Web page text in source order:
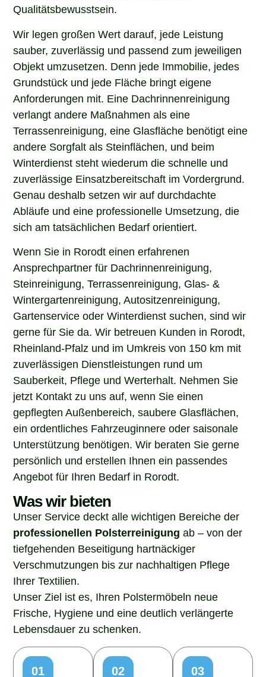
Qualitätsbewusstsein.
Wir legen großen Wert darauf, jede Leistung
sauber, zuverlässig und passend zum jeweiligen
Objekt umzusetzen. Denn jede Immobilie, jedes
Grundstück und jede Fläche bringt eigene
Anforderungen mit. Eine Dachrinnenreinigung
verlangt andere Maßnahmen als eine
Terrassenreinigung, eine Glasfläche benötigt eine
andere Sorgfalt als Steinflächen, und beim
Winterdienst steht wiederum die schnelle und
zuverlässige Einsatzbereitschaft im Vordergrund.
Genau deshalb setzen wir auf durchdachte
Abläufe und eine professionelle Umsetzung, die
sich am tatsächlichen Bedarf orientiert.
Wenn Sie in Rorodt einen erfahrenen
Ansprechpartner für Dachrinnenreinigung,
Steinreinigung, Terrassenreinigung, Glas- &
Wintergartenreinigung, Autositzenreinigung,
Gartenservice oder Winterdienst suchen, sind wir
gerne für Sie da. Wir betreuen Kunden in Rorodt,
Rheinland-Pfalz und im Umkreis von 150 km mit
zuverlässigen Dienstleistungen rund um
Sauberkeit, Pflege und Werterhalt. Nehmen Sie
jetzt Kontakt zu uns auf, wenn Sie einen
gepflegten Außenbereich, saubere Glasflächen,
ein ordentliches Fahrzeuginnere oder saisonale
Unterstützung benötigen. Wir beraten Sie gerne
persönlich und erstellen Ihnen ein passendes
Angebot für Ihren Bedarf in Rorodt.
Was wir bieten
Unser Service deckt alle wichtigen Bereiche der
professionellen Polsterreinigung ab – von der
tiefgehenden Beseitigung hartnäckiger
Verschmutzungen bis zur nachhaltigen Pflege
Ihrer Textilien.
Unser Ziel ist es, Ihren Polstermöbeln neue
Frische, Hygiene und eine deutlich verlängerte
Lebensdauer zu schenken.
01
02
03